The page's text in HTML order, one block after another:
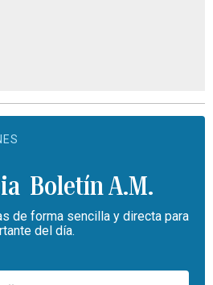
Boletín A.M.
de forma sencilla y directa para
del día.